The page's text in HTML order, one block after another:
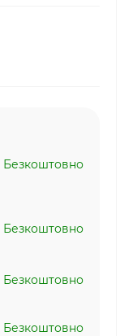
Безкоштовно
Безкоштовно
Безкоштовно
Безкоштовно